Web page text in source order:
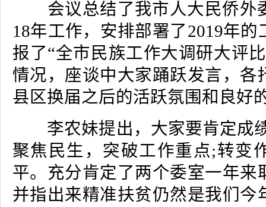
会议总结了我市人大民侨外
18年工作，安排部署了2019年
报了“全市民族工作大调研大评
情况，座谈中大家踊跃发言，各
县区换届之后的活跃氛围和良好
李农妹提出，大家要肯定成
聚焦民生，突破工作重点;转变
平。充分肯定了两个委室一年来
并指出来精准扶贫仍然是我们今